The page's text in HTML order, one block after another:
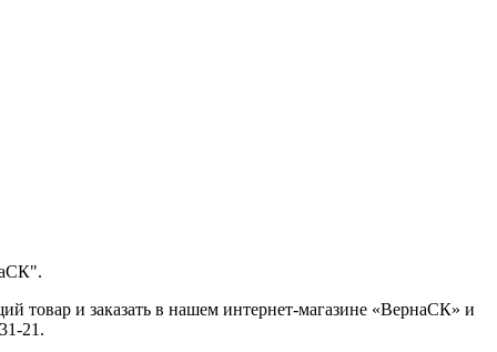
товар и заказать в нашем интернет-магазине «ВернаСК» и
21.